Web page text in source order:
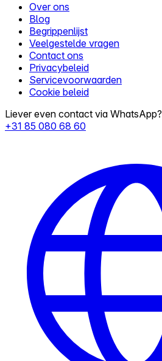
Over ons
Blog
Begrippenlijst
Veelgestelde vragen
Contact ons
Privacybeleid
Servicevoorwaarden
Cookie beleid
Liever even contact via WhatsApp?
+31 85 080 68 60